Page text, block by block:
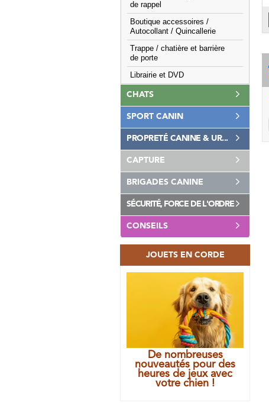
de rappel
Boutique accessoires /
Autocollant / Quincallerie
Trappe / chatière et barrière
de porte
Librairie et DVD
CHATS
SPORT CANIN
PROPRETÉ CANINE & UR...
CAPTURE
BRIGADES CANINE
SÉCURITÉ, FORCE DE L'ORDRE
CONSEILS
JOUETS EN CORDE
De nombreuses
nouveautés pour des
heures de jeux avec
votre chien !